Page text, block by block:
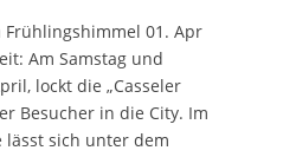
01. Apr
Am Samstag und
lockt die „Casseler
Besucher in die City. Im
sich unter dem